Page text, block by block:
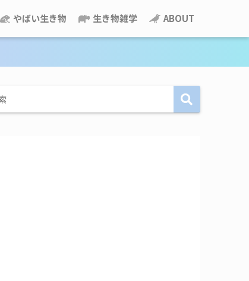
やばい生き物 生き物雑学 ABOUT